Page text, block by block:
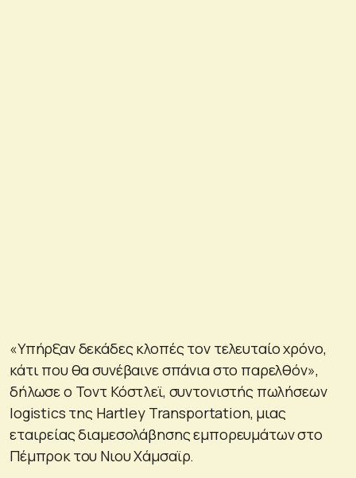
«Υπήρξαν δεκάδες κλοπές τον τελευταίο χρόνο,
κάτι που θα συνέβαινε σπάνια στο παρελθόν»,
δήλωσε ο Τοντ Κόστλεϊ, συντονιστής πωλήσεων
logistics της Hartley Transportation, μιας
εταιρείας διαμεσολάβησης εμπορευμάτων στο
Πέμπροκ του Νιου Χάμσαϊρ.